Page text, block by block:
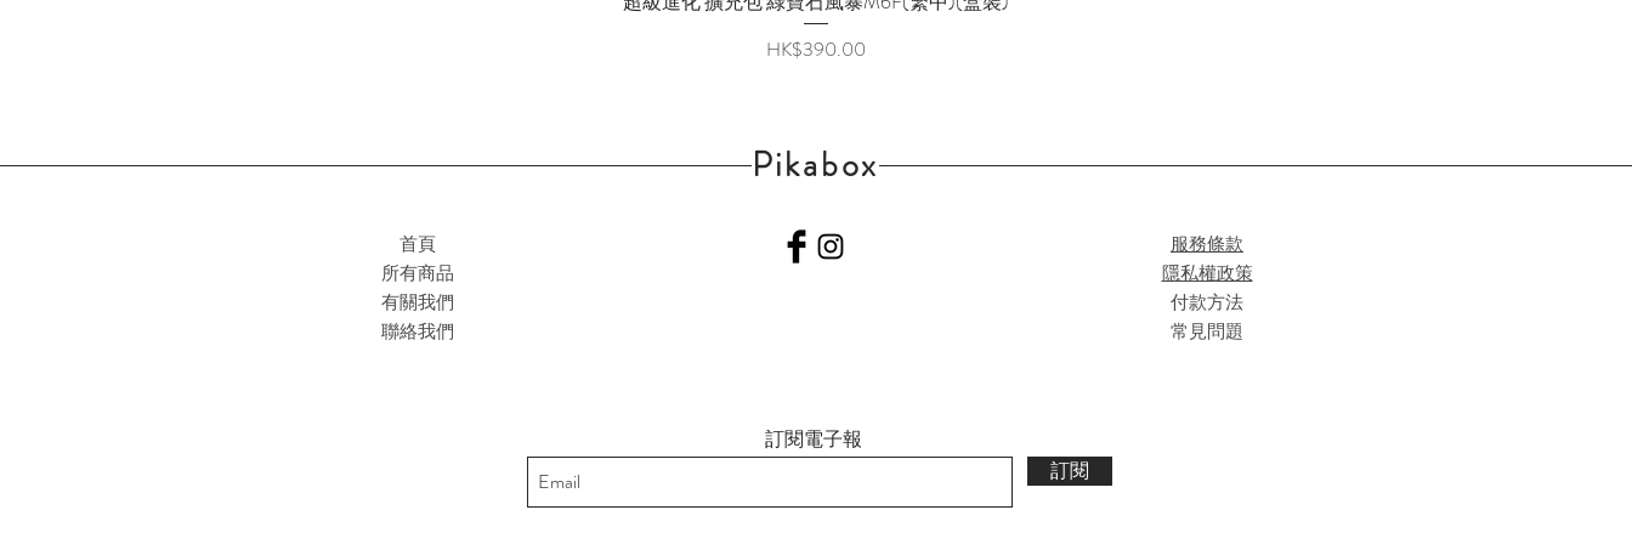
價格
HK$390.00
Pikabox
首頁
所有商品
有關我們
聯絡我們
服務條款
隱私權政策
付款方法
常見問題
訂閱電子報
訂閱